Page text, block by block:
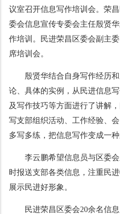
议室召开信息写作培训会。荣
委会信息宣传专委会主任殷贤
作培训。民进荣昌区委会副主
席培训会。
殷贤华结合自身写作经历
论、具体的实例，从民进信息
及写作技巧等方面进行了讲解
写支部组织活动、工作经验、
多写多练，把信息写作变成一种
李云鹏希望信息员与区委
时报送支部各类信息，注重民
展示民进好形象。
民进荣昌区委会20余名信